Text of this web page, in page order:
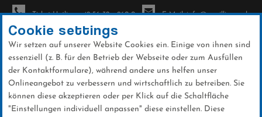
Direkt
zum
Inhalt
Ticket-Hotline: +49 56 32 - 960-0 E-Mail: info@sc-willingen.de
Cookie settings
Wir setzen auf unserer Website Cookies ein. Einige von ihnen sind
essenziell (z. B. für den Betrieb der Webseite oder zum Ausfüllen
der Kontaktformulare), während andere uns helfen unser
Onlineangebot zu verbessern und wirtschaftlich zu betreiben. Sie
können diese akzeptieren oder per Klick auf die Schaltfläche
"Einstellungen individuell anpassen" diese einstellen. Diese